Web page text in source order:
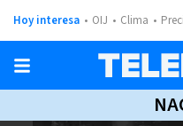
Hoy interesa OIJ Clima